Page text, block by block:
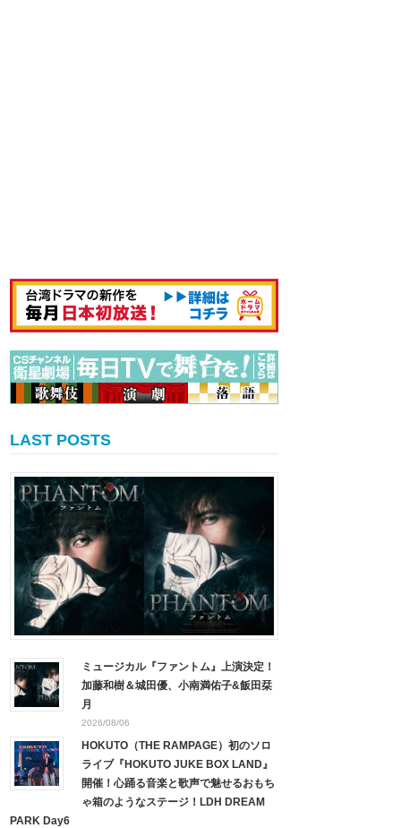
LAST POSTS
ミュージカル『ファントム』上演決定！
加藤和樹＆城田優、小南満佑子&飯田栞
月
2026/08/06
HOKUTO（THE RAMPAGE）初のソロ
ライブ『HOKUTO JUKE BOX LAND』
開催！心踊る音楽と歌声で魅せるおもち
ゃ箱のようなステージ！LDH DREAM
PARK Day6